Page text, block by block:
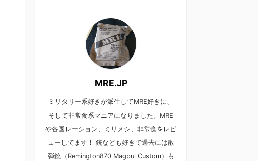
MRE.JP
ミリタリー系好きが派生してMRE好きに、
そして非常食系マニアになりました。MRE
や各国レーション、ミリメシ、非常食をレビ
ューしてます！ 銃なども好きで過去には散
弾銃（Remington870 Magpul Custom）も